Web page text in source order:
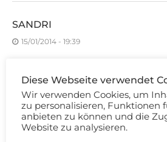
SANDRI
15/01/2014 - 19:39
Mir wäre sie wahrscheinlich
Ich selbst habe gerade über
von Estee Lauder geschrieben,
weitaus deckender ist.
Diese Webseite verwendet
Wir verwenden Cookies, um
zu personalisieren, Funktionen
anbieten zu können und die
Website zu analysieren.